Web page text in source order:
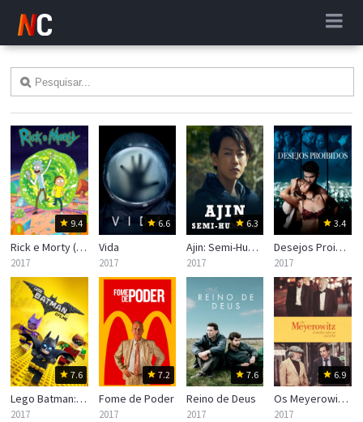
9.4
Rick e Morty (Rick and Morty)
2017
6.6
Vida
2017
6.3
Ajin: Semi-Humano
2017
3.4
Desejos Proibidos
2017
7.6
Lego Batman: O Filme
2017
7.2
Fome de Poder
2017
7.6
Reino de Deus
2017
6.9
Os Meyerowitz: Família Não se Escolhe
2017